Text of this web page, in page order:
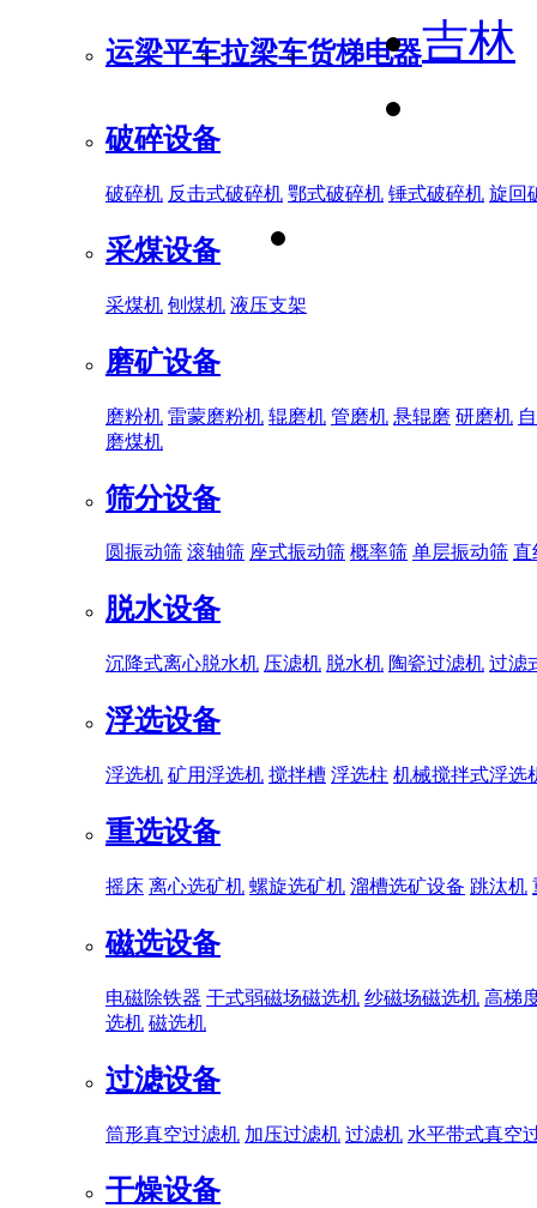
运梁平车拉梁车货梯电器
破碎设备
破碎机 反击式破碎机 鄂式破碎机 锤式破碎机 旋回
采煤设备
采煤机 刨煤机 液压支架
磨矿设备
磨粉机 雷蒙磨粉机 辊磨机 管磨机 悬辊磨 研磨机
磨煤机
筛分设备
圆振动筛 滚轴筛 座式振动筛 概率筛 单层振动筛 直
脱水设备
沉降式离心脱水机 压滤机 脱水机 陶瓷过滤机 过滤
浮选设备
浮选机 矿用浮选机 搅拌槽 浮选柱 机械搅拌式浮选
重选设备
摇床 离心选矿机 螺旋选矿机 溜槽选矿设备 跳汰机
磁选设备
电磁除铁器 干式弱磁场磁选机 纱磁场磁选机 高梯
选机 磁选机
过滤设备
筒形真空过滤机 加压过滤机 过滤机 水平带式真空
干燥设备
吉林